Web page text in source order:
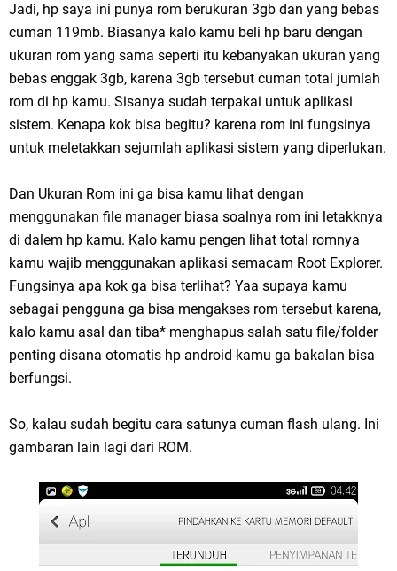
Jadi, hp saya ini punya rom berukuran 3gb dan yang bebas
cuman 119mb. Biasanya kalo kamu beli hp baru dengan
ukuran rom yang sama seperti itu kebanyakan ukuran yang
bebas enggak 3gb, karena 3gb tersebut cuman total jumlah
rom di hp kamu. Sisanya sudah terpakai untuk aplikasi
sistem. Kenapa kok bisa begitu? karena rom ini fungsinya
untuk meletakkan sejumlah aplikasi sistem yang diperlukan.
Dan Ukuran Rom ini ga bisa kamu lihat dengan
menggunakan file manager biasa soalnya rom ini letakknya
di dalem hp kamu. Kalo kamu pengen lihat total romnya
kamu wajib menggunakan aplikasi semacam Root Explorer.
Fungsinya apa kok ga bisa terlihat? Yaa supaya kamu
sebagai pengguna ga bisa mengakses rom tersebut karena,
kalo kamu asal dan tiba* menghapus salah satu file/folder
penting disana otomatis hp android kamu ga bakalan bisa
berfungsi.
So, kalau sudah begitu cara satunya cuman flash ulang. Ini
gambaran lain lagi dari ROM.